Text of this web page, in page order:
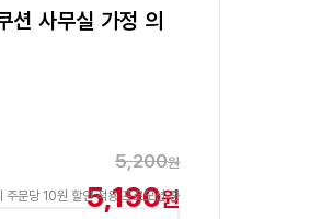
션 사무실 가정 의
5,200원
5,190원
주문당 10원 할인 적용 프로모션 중